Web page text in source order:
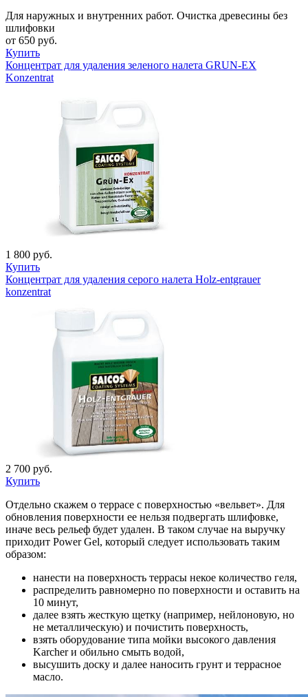
Для наружных и внутренних работ. Очистка древесины без
шлифовки
от 650 руб.
Купить
Концентрат для удаления зеленого налета GRUN-EX
Konzentrat
1 800 руб.
Купить
Концентрат для удаления серого налета Holz-entgrauer
konzentrat
2 700 руб.
Купить
Отдельно скажем о террасе с поверхностью «вельвет». Для
обновления поверхности ее нельзя подвергать шлифовке,
иначе весь рельеф будет удален. В таком случае на выручку
приходит Power Gel, который следует использовать таким
образом:
нанести на поверхность террасы некое количество геля,
распределить равномерно по поверхности и оставить на
10 минут,
далее взять жесткую щетку (например, нейлоновую, но
не металлическую) и почистить поверхность,
взять оборудование типа мойки высокого давления
Karcher и обильно смыть водой,
высушить доску и далее наносить грунт и террасное
масло.